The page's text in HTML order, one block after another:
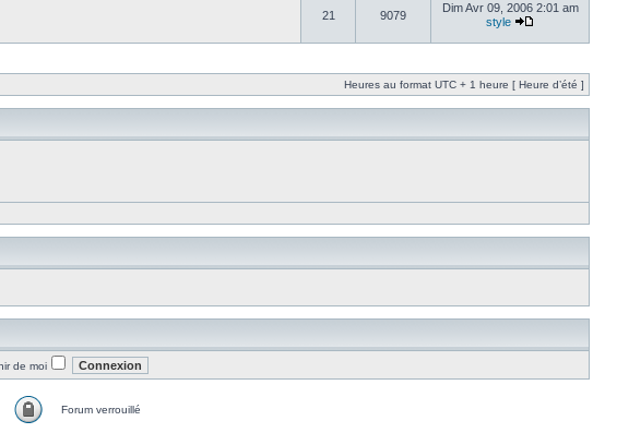
21 9079
Dim Avr 09, 2006 2:01 am
style
Heures au format UTC + 1 heure [ Heure d’été ]
de moi
Forum verrouillé